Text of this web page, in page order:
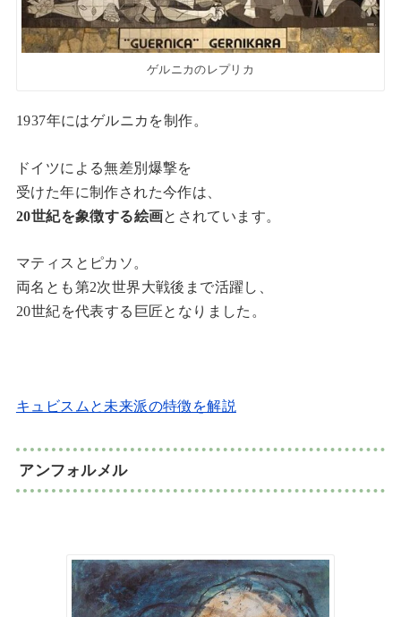
ゲルニカのレプリカ
1937年にはゲルニカを制作。
ドイツによる無差別爆撃を
受けた年に制作された今作は、
20世紀を象徴する絵画とされています。
マティスとピカソ。
両名とも第2次世界大戦後まで活躍し、
20世紀を代表する巨匠となりました。
キュビスムと未来派の特徴を解説
アンフォルメル